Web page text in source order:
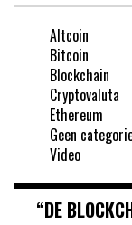
Altcoin
Bitcoin
Blockchain
Cryptovaluta
Ethereum
Geen
Video
“DE